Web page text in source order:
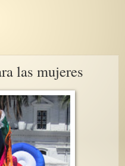
las mujeres